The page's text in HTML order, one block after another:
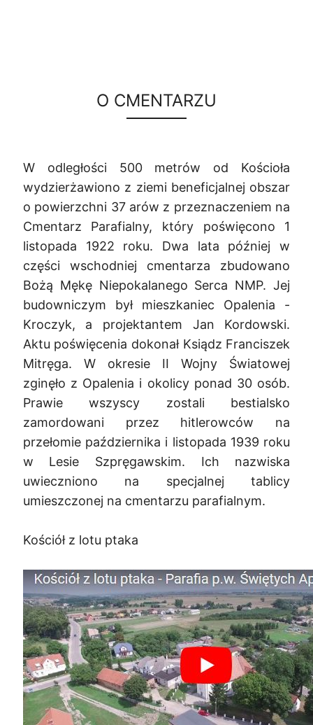
O CMENTARZU
W odległości 500 metrów od Kościoła
wydzierżawiono z ziemi beneficjalnej obszar
o powierzchni 37 arów z przeznaczeniem na
Cmentarz Parafialny, który poświęcono 1
listopada 1922 roku. Dwa lata później w
części wschodniej cmentarza zbudowano
Bożą Mękę Niepokalanego Serca NMP. Jej
budowniczym był mieszkaniec Opalenia -
Kroczyk, a projektantem Jan Kordowski.
Aktu poświęcenia dokonał Ksiądz Franciszek
Mitręga. W okresie II Wojny Światowej
zginęło z Opalenia i okolicy ponad 30 osób.
Prawie wszyscy zostali bestialsko
zamordowani przez hitlerowców na
przełomie października i listopada 1939 roku
w Lesie Szpręgawskim. Ich nazwiska
uwieczniono na specjalnej tablicy
umieszczonej na cmentarzu parafialnym.
Kościół z lotu ptaka